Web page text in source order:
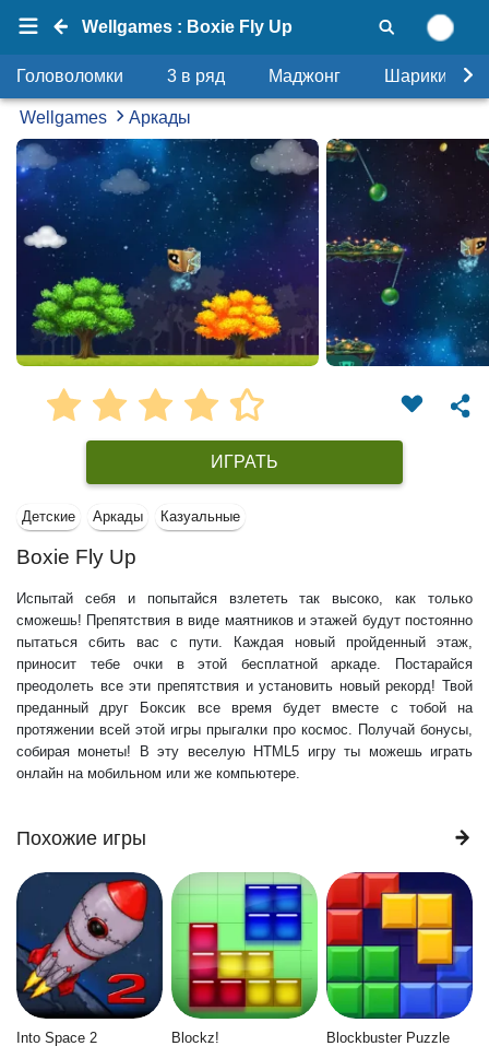
Wellgames : Boxie Fly Up
Головоломки 3 в ряд Маджонг Шарики
Wellgames Аркады
ИГРАТЬ
Детские Аркады Казуальные
Boxie Fly Up
Испытай себя и попытайся взлететь так высоко, как только
сможешь! Препятствия в виде маятников и этажей будут постоянно
пытаться сбить вас с пути. Каждая новый пройденный этаж,
приносит тебе очки в этой бесплатной аркаде. Постарайся
преодолеть все эти препятствия и установить новый рекорд! Твой
преданный друг Боксик все время будет вместе с тобой на
протяжении всей этой игры прыгалки про космос. Получай бонусы,
собирая монеты! В эту веселую HTML5 игру ты можешь играть
онлайн на мобильном или же компьютере.
Похожие игры
Into Space 2 Blockz! Blockbuster Puzzle